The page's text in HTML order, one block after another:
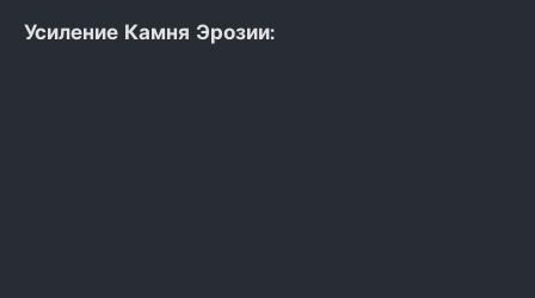
Усиление Камня Эрозии: